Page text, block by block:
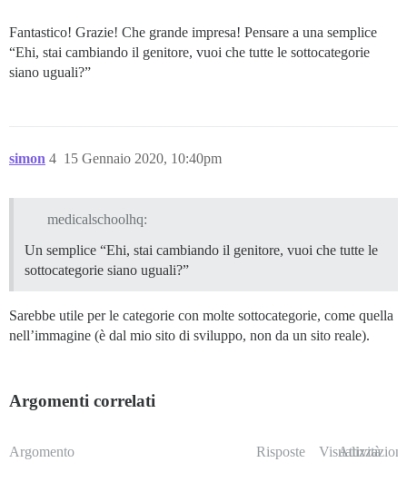
Fantastico! Grazie! Che grande impresa! Pensare a una semplice
“Ehi, stai cambiando il genitore, vuoi che tutte le sottocategorie
siano uguali?”
simon 15 Gennaio 2020, 10:40pm
4
medicalschoolhq:
Un semplice “Ehi, stai cambiando il genitore, vuoi che tutte le
sottocategorie siano uguali?”
Sarebbe utile per le categorie con molte sottocategorie, come quella
nell’immagine (è dal mio sito di sviluppo, non da un sito reale).
Argomenti correlati
Argomento Risposte Visualizzazioni
Attività